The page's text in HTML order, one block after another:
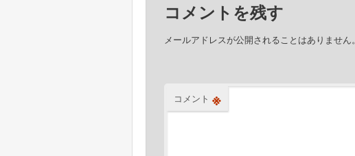
コメントを残す
メールアドレスが公開されることはありません。
コメント ※